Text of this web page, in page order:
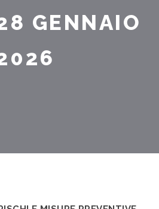
GENNAIO